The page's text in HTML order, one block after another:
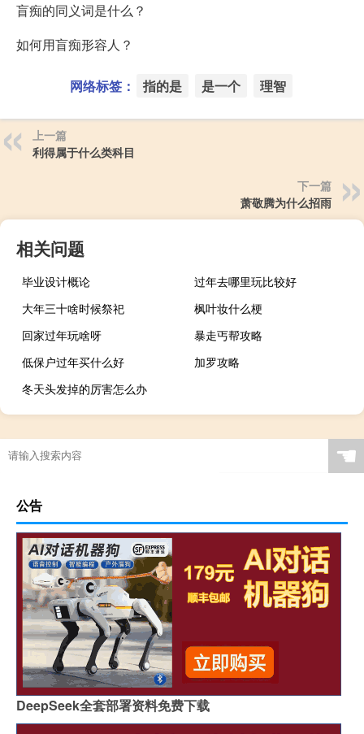
盲痴的同义词是什么？
如何用盲痴形容人？
网络标签： 指的是 是一个 理智
上一篇
利得属于什么类科目
下一篇
萧敬腾为什么招雨
相关问题
毕业设计概论
过年去哪里玩比较好
大年三十啥时候祭祀
枫叶妆什么梗
回家过年玩啥呀
暴走丐帮攻略
低保户过年买什么好
加罗攻略
冬天头发掉的厉害怎么办
☚
公告
DeepSeek全套部署资料免费下载